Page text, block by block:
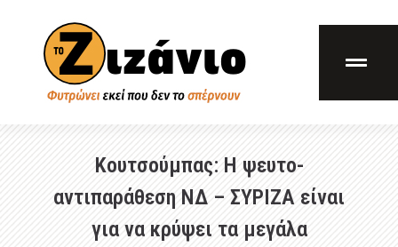
Κουτσούμπας: Η ψευτο-
αντιπαράθεση ΝΔ – ΣΥΡΙΖΑ είναι
για να κρύψει τα μεγάλα